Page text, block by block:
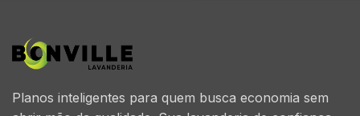
Planos inteligentes para quem busca economia sem